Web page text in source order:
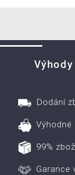
Dodání
Výhodné
99%
Garance